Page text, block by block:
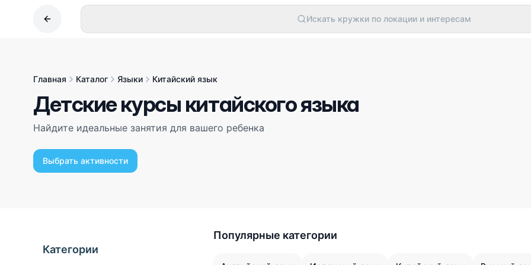
Искать кружки по локации и интересам
Главная Каталог Языки Китайский язык
Детские курсы китайского языка
Найдите идеальные занятия для вашего ребенка
Выбрать активности
Категории
Популярные категории